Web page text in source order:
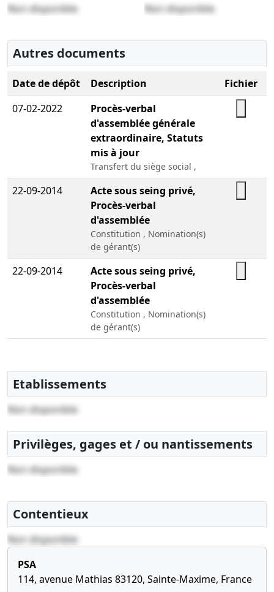
Non disponible Non disponible
Autres documents
Date de dépôt Description
Fichier
07-02-2022
Procès-verbal
d'assemblée générale
extraordinaire, Statuts
mis à jour
Transfert du siège social ,
22-09-2014
Acte sous seing privé,
Procès-verbal
d'assemblée
Constitution , Nomination(s)
de gérant(s)
22-09-2014
Acte sous seing privé,
Procès-verbal
d'assemblée
Constitution , Nomination(s)
de gérant(s)
Etablissements
Non disponible
Privilèges, gages et / ou nantissements
Non disponible
Contentieux
Non disponible
PSA
114, avenue Mathias 83120, Sainte-Maxime, France